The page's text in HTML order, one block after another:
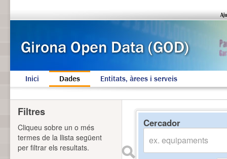
Inici Dades Entitats, àrees i serveis
Cercador
Filtres
Cliqueu sobre un o més
termes de la llista següent
per filtrar els resultats.